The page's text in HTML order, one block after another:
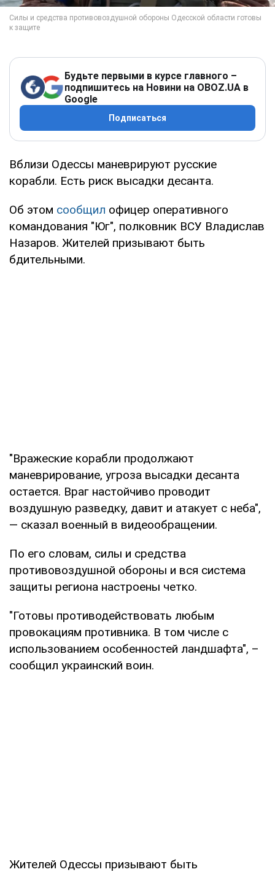
Будьте первыми в курсе главного –
подпишитесь на Новини на OBOZ.UA в
Google
Подписаться
Вблизи Одессы маневрируют русские
корабли. Есть риск высадки десанта.
Об этом сообщил офицер оперативного
командования "Юг", полковник ВСУ Владислав
Назаров. Жителей призывают быть
бдительными.
"Вражеские корабли продолжают
маневрирование, угроза высадки десанта
остается. Враг настойчиво проводит
воздушную разведку, давит и атакует с неба",
— сказал военный в видеообращении.
По его словам, силы и средства
противовоздушной обороны и вся система
защиты региона настроены четко.
"Готовы противодействовать любым
провокациям противника. В том числе с
использованием особенностей ландшафта", –
сообщил украинский воин.
Жителей Одессы призывают быть